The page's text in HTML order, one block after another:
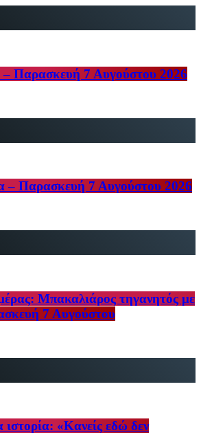
Παρασκευή 7 Αυγούστου 2026
– Παρασκευή 7 Αυγούστου 2026
Μπακαλιάρος τηγανητός με
7 Αυγούστου
«Κανείς εδώ δεν